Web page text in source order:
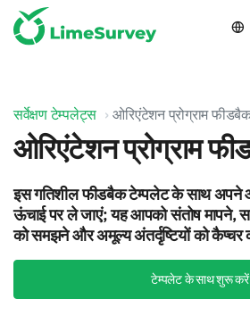
सर्वेक्षण टेम्पलेट्स ओरिएंटेशन प्रोग्राम
ओरिएंटेशन प्रोग्राम
इस गतिशील फीडबैक टेम्पलेट के साथ अपने
ऊंचाई पर ले जाएं; यह आपको संतोष मापने,
को समझने और अमूल्य अंतर्दृष्टियों को कैप्चर
टेम्पलेट के साथ शुरू करें